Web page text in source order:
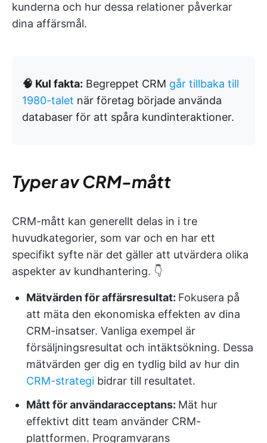
kunderna och hur dessa relationer påverkar
dina affärsmål.
🧠 Kul fakta: Begreppet CRM går tillbaka till
1980-talet när företag började använda
databaser för att spåra kundinteraktioner.
Typer av CRM-mått
CRM-mått kan generellt delas in i tre
huvudkategorier, som var och en har ett
specifikt syfte när det gäller att utvärdera olika
aspekter av kundhantering. 👇
Mätvärden för affärsresultat: Fokusera på
att mäta den ekonomiska effekten av dina
CRM-insatser. Vanliga exempel är
försäljningsresultat och intäktsökning. Dessa
mätvärden ger dig en tydlig bild av hur din
CRM-strategi bidrar till resultatet.
Mått för användaracceptans: Mät hur
effektivt ditt team använder CRM-
plattformen. Programvarans